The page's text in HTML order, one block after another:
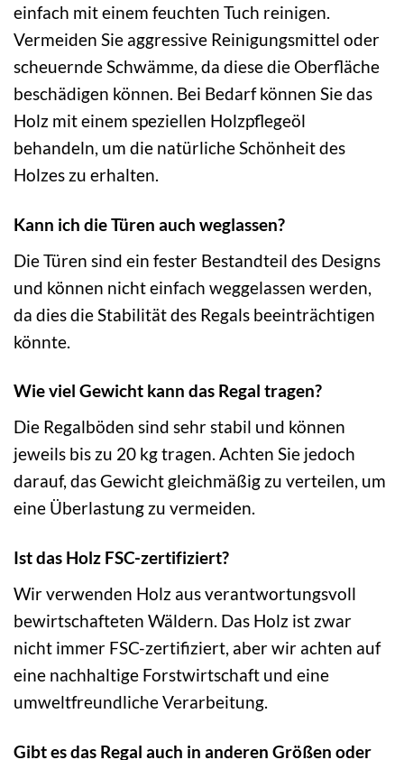
einfach mit einem feuchten Tuch reinigen.
Vermeiden Sie aggressive Reinigungsmittel oder
scheuernde Schwämme, da diese die Oberfläche
beschädigen können. Bei Bedarf können Sie das
Holz mit einem speziellen Holzpflegeöl
behandeln, um die natürliche Schönheit des
Holzes zu erhalten.
Kann ich die Türen auch weglassen?
Die Türen sind ein fester Bestandteil des Designs
und können nicht einfach weggelassen werden,
da dies die Stabilität des Regals beeinträchtigen
könnte.
Wie viel Gewicht kann das Regal tragen?
Die Regalböden sind sehr stabil und können
jeweils bis zu 20 kg tragen. Achten Sie jedoch
darauf, das Gewicht gleichmäßig zu verteilen, um
eine Überlastung zu vermeiden.
Ist das Holz FSC-zertifiziert?
Wir verwenden Holz aus verantwortungsvoll
bewirtschafteten Wäldern. Das Holz ist zwar
nicht immer FSC-zertifiziert, aber wir achten auf
eine nachhaltige Forstwirtschaft und eine
umweltfreundliche Verarbeitung.
Gibt es das Regal auch in anderen Größen oder